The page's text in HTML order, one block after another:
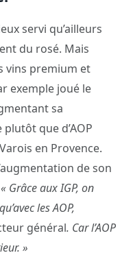
servi qu’ailleurs
du rosé. Mais
vins premium et
exemple joué le
sa
que d’AOP
en Provence.
de son
« Grâce aux IGP, on
les AOP,
général. Car l’AOP
»